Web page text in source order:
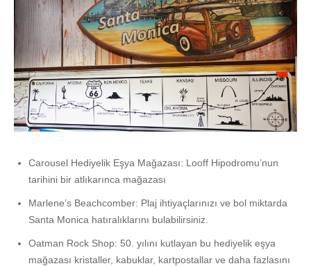
Carousel Hediyelik Eşya Mağazası: Looff Hipodromu’nun
tarihini bir atlıkarınca mağazası
Marlene’s Beachcomber: Plaj ihtiyaçlarınızı ve bol miktarda
Santa Monica hatıralıklarını bulabilirsiniz.
Oatman Rock Shop: 50. yılını kutlayan bu hediyelik eşya
mağazası kristaller, kabuklar, kartpostallar ve daha fazlasını